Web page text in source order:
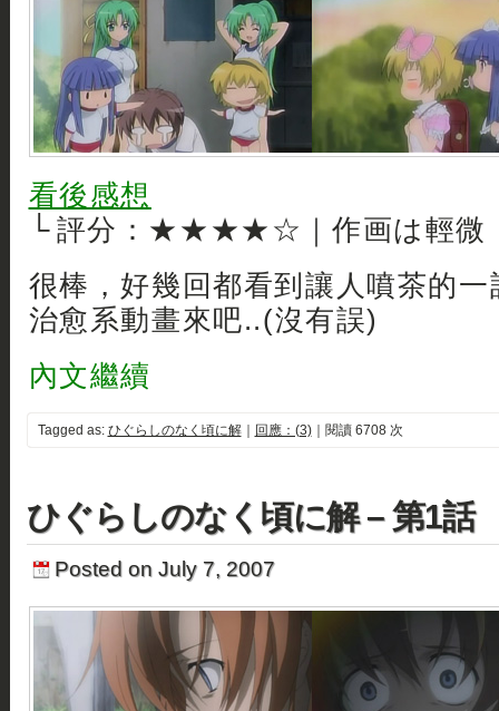
看後感想
└ 評分：★★★★☆｜作画は輕微
很棒，好幾回都看到讓人噴茶的
治愈系動畫來吧..(沒有誤)
內文繼續
Tagged as: ひぐらしのなく頃に解｜ 回應：(3)｜閱讀 6708 次
ひぐらしのなく頃に解 – 第1話
Posted on July 7, 2007